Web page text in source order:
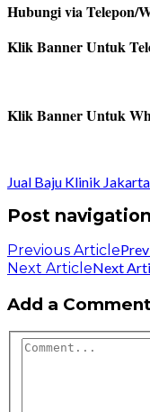
Hubungi via Telepon/
Klik Banner Untuk
Klik Banner Untuk
Jual Baju Klinik
Post navigation
Previous Article
Next ArticleNext
Add a Comment